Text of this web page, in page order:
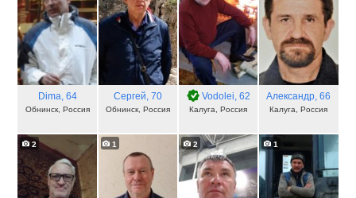
Dima, 64
Обнинск, Россия
Сергей, 70
Обнинск, Россия
Vodolei, 62
Калуга, Россия
Александр, 66
Калуга, Россия
2 1 2 1